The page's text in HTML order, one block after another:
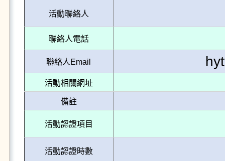
活動聯絡人
聯絡人電話
聯絡人Email
活動相關網址
備註
活動認證項目
活動認證時數